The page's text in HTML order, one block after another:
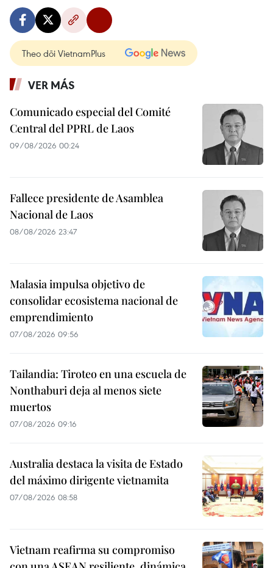
Theo dõi VietnamPlus
VER MÁS
Comunicado especial del Comité
Central del PPRL de Laos
09/08/2026 00:24
Fallece presidente de Asamblea
Nacional de Laos
08/08/2026 23:47
Malasia impulsa objetivo de
consolidar ecosistema nacional de
emprendimiento
07/08/2026 09:56
Tailandia: Tiroteo en una escuela de
Nonthaburi deja al menos siete
muertos
07/08/2026 09:16
Australia destaca la visita de Estado
del máximo dirigente vietnamita
07/08/2026 08:58
Vietnam reafirma su compromiso